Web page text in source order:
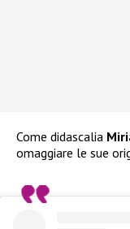
Come didascalia
omaggiare le sue